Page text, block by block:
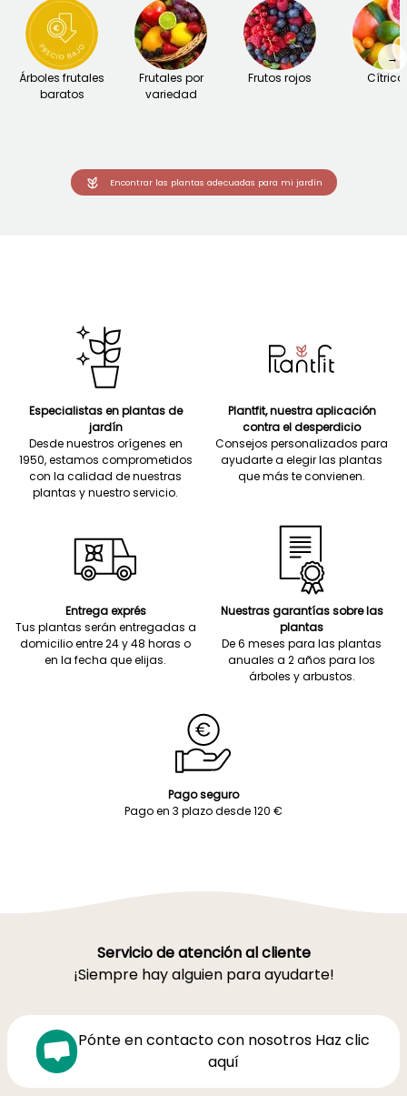
Árboles frutales
baratos
Frutales por
variedad
Frutos rojos
→
Encontrar las plantas adecuadas para mi jardín
Especialistas en plantas de
jardín
Desde nuestros orígenes en
1950, estamos comprometidos
con la calidad de nuestras
plantas y nuestro servicio.
Plantfit, nuestra aplicación
contra el desperdicio
Consejos personalizados para
ayudarte a elegir las plantas
que más te convienen.
Entrega exprés
Tus plantas serán entregadas a
domicilio entre 24 y 48 horas o
en la fecha que elijas.
Nuestras garantías sobre las
plantas
De 6 meses para las plantas
anuales a 2 años para los
árboles y arbustos.
Pago seguro
Pago en 3 plazo desde 120 €
Servicio de atención al cliente
¡Siempre hay alguien para ayudarte!
Pónte en contacto con nosotros Haz clic
aquí